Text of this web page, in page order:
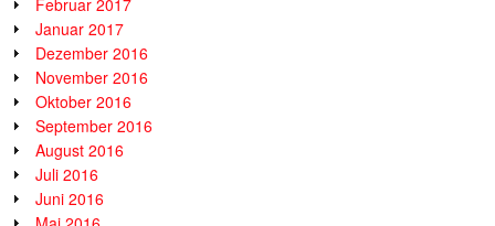
Februar 2017
Januar 2017
Dezember 2016
November 2016
Oktober 2016
September 2016
August 2016
Juli 2016
Juni 2016